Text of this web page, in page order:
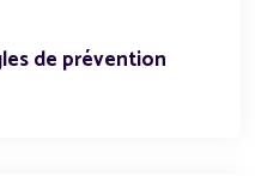
de prévention